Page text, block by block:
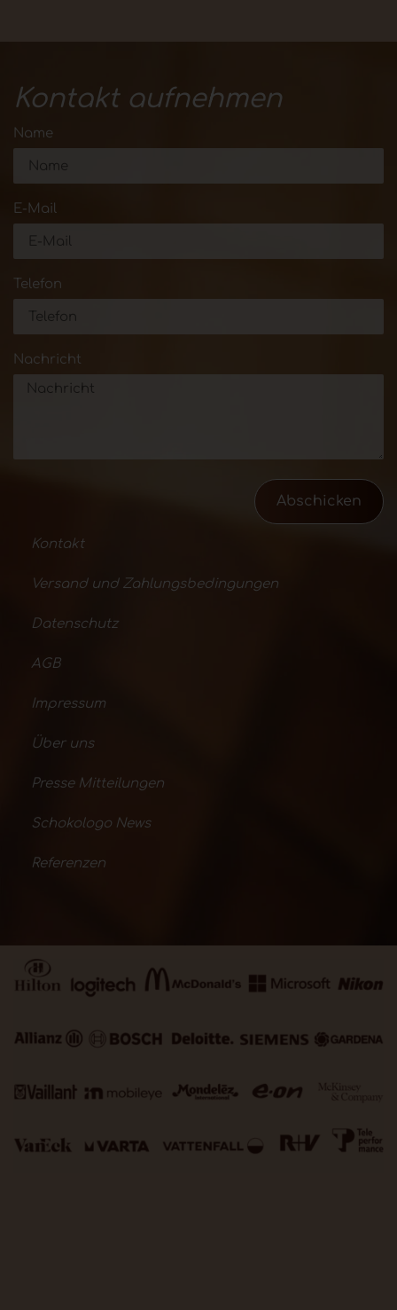
Kontakt aufnehmen
Name
E-Mail
Telefon
Nachricht
Abschicken
Kontakt
Versand und Zahlungsbedingungen
Datenschutz
AGB
Impressum
Über uns
Presse Mitteilungen
Schokologo News
Referenzen